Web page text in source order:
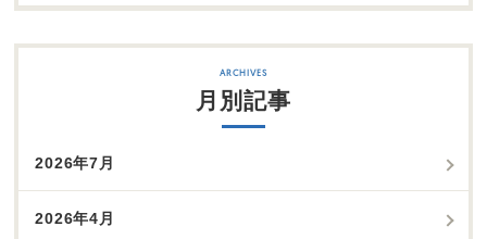
月別記事
2026年7月
2026年4月